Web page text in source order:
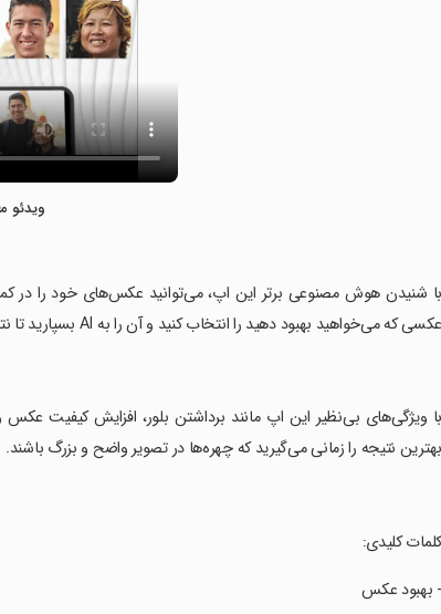
ویدئو
عکسی که می‌خواهید بهبود دهید را انتخاب کنید و آن را به AI بسپارید تا نتیجه‌ای با کیفیت HD به شما ارائه دهد.
‏با ویژگی‌های بی‌نظیر این اپ مانند برداشتن بلور، افزایش کیفیت
بهترین نتیجه را زمانی می‌گیرید که چهره‌ها در تصویر واضح و بزرگ باشند.
‏کلمات کلیدی:
‏- بهبود عکس